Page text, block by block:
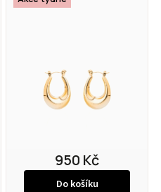
950 Kč
Do košíku